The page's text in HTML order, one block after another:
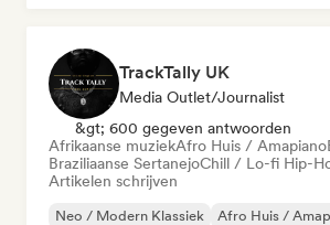
TrackTally UK
Media Outlet/Journalist
&gt; 600 gegeven antwoorden
Afrikaanse muziekAfro Huis / Amapiano
Braziliaanse SertanejoChill / Lo-fi Hip-
Artikelen schrijven
Neo / Modern Klassiek
Afro Huis /